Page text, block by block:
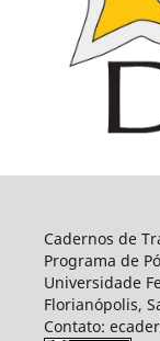
Cadernos de
Programa de
Universidade
Florianópolis,
Contato: